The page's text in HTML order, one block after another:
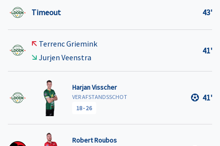
Timeout 43'
Terrenc Griemink
Jurjen Veenstra
41'
Harjan Visscher
VER AFSTANDSSCHOT
18-26
41'
Robert Roubos